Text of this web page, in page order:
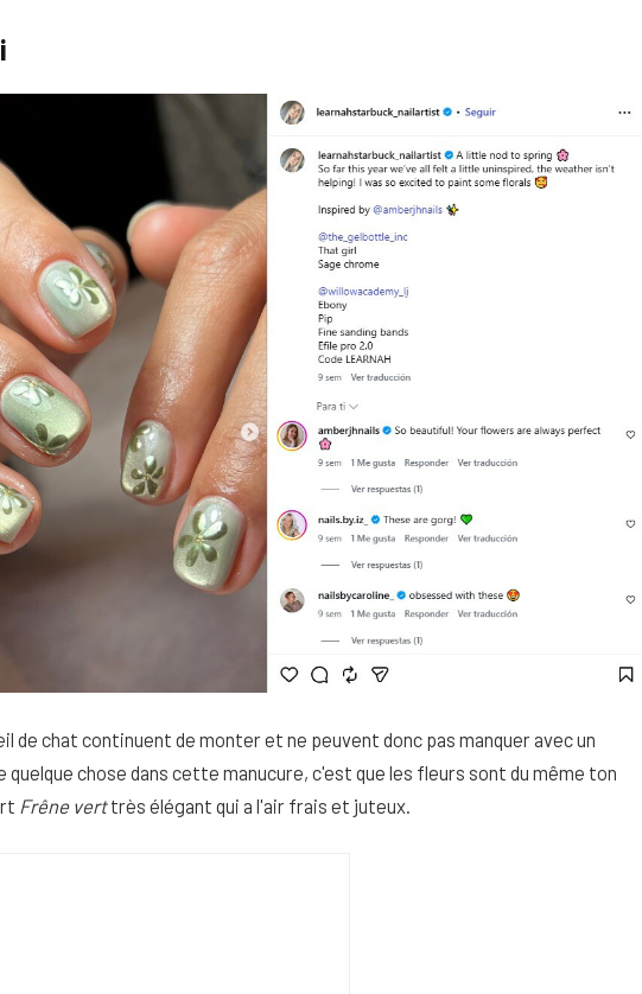
de chat continuent de monter et ne peuvent donc pas manquer avec un
chose dans cette manucure, c'est que les fleurs sont du même ton
Frêne verttrès élégant qui a l'air frais et juteux.